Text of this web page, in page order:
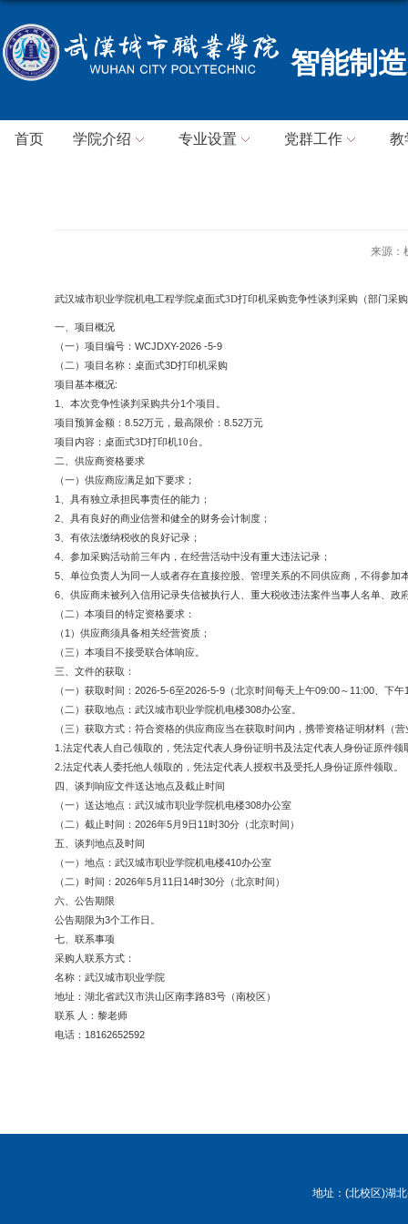
智能制
首页 学院介绍 专业设置 党群工作 教
来源：
武汉城市职业学院机电工程学院桌面式3D打印机采购竞争性谈判采购（部门采
一、项目概况
（一）项目编号： WCJDXY-2026 -5-9
（二）项目名称： 桌面式3D打印机采购
项目基本概况:
1
、本次竞争性谈判采购共分1个项目。
项目预算金额： 8.52万元 ，最高限价： 8.52万元
项目内容：桌面式3D打印机10台。
二、供应商资格要求
（一）供应商应满足如下要求；
1
、具有独立承担民事责任的能力；
2 、具有良好的商业信誉和健全的财务会计制度；
3 、有依法缴纳税收的良好记录；
4 、参加采购活动前三年内，在经营活动中没有重大违法记录；
5 、单位负责人为同一人或者存在直接控股、管理关系的不同供应商，不得参加
6 、供应商未被列入信用记录失信被执行人、重大税收违法案件当事人名单、政
（二）本项目的特定资格要求：
（ 1 ）供应商须具备相关经营资质；
（三）本项目不接受联合体响应。
三、文件的获取：
（一）获取时间： 2026-5-6至2026-5-9 （北京时间每天上午09:00～ 11:00 、下午
（二）获取地点：武汉城市职业学院机电楼308办公室。
（三）获取方式：符合资格的供应商应当在获取时间内，携带资格证明材料（营
1. 法定代表人自己领取的，凭法定代表人身份证明书及法定代表人身份证原件领
2. 法定代表人委托他人领取的，凭法定代表人授权书及受托人身份证原件领取。
四、谈判响应文件送达地点及截止时间
（一）送达地点：武汉城市职业学院机电楼308办公室
（二）截止时间： 2026年5月9日 11时30分（北京时间）
五、谈判地点及时间
（一）地点：武汉城市职业学院机电楼410办公室
（二）时间： 2026年5月 11 日 14时30分（北京时间）
六、公告期限
公告期限为3个工作日。
七、联系事项
采购人联系方式：
名称：武汉城市职业学院
地址：湖北省武汉市洪山区南李路83号（南校区）
联系 人： 黎老师
电话： 18162652592
地址：(北校区)湖